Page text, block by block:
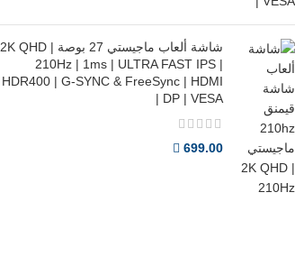
شاشة ألعاب ماجيستي 27 بوصة 2K QHD |
210Hz | 1ms | ULTRA FAST IPS |
HDR400 | G-SYNC & FreeSync | HDMI
| DP | VESA
699.00